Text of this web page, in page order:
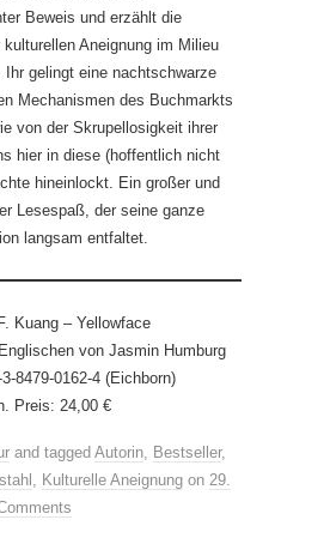
Beweis und erzählt die
Aneignung im Milieu
gelingt eine nachtschwarze
Mechanismen des Buchmarkts
von der Skrupellosigkeit ihrer
hier in diese (hoffentlich nicht
hineinlockt. Ein großer und
Lesespaß, der seine ganze
langsam entfaltet.
Kuang – Yellowface
von Jasmin Humburg
3-8479-0162-4 (Eichborn)
Preis: 24,00 €
and tagged Autorin Bestseller,
Kulturelle Aneignung on 29.